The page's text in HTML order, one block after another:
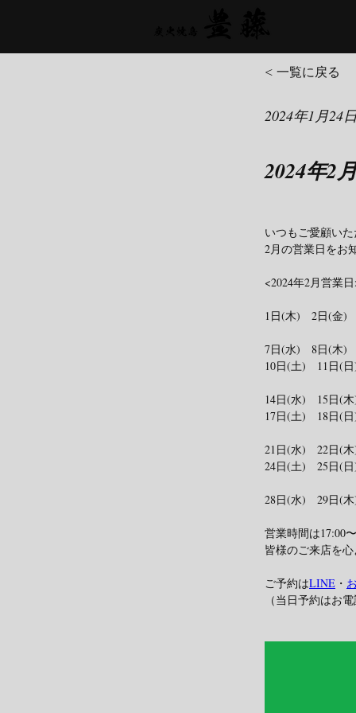
< 一覧に戻る
2024年1月24
2024年2
いつもご愛顧い
2月の営業日をお
<2024年2月営業
1日(木)　2日(金)
7日(水)　8日(木)
10日(土)　11日(
14日(水)　15日(
17日(土)　18日(
21日(水)　22日(
24日(土)　25日(
28日(水)　29日(
営業時間は17:00
皆様のご来店を心
ご予約はLINE ・
（当日予約はお